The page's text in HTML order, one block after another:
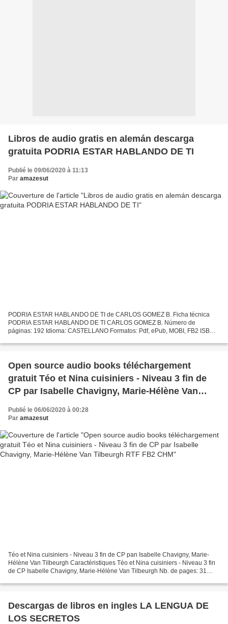
Libros de audio gratis en alemán descarga
gratuita PODRIA ESTAR HABLANDO DE TI
Publié le 09/06/2020 à 11:13
Par amazesut
PODRIA ESTAR HABLANDO DE TI de CARLOS GOMEZ B. Ficha técnica
PODRIA ESTAR HABLANDO DE TI CARLOS GOMEZ B. Número de
páginas: 192 Idioma: CASTELLANO Formatos: Pdf, ePub, MOBI, FB2 ISBN:
Open source audio books téléchargement
gratuit Téo et Nina cuisiniers - Niveau 3 fin de
CP par Isabelle Chavigny, Marie-Hélène Van
Tilbeurgh RTF FB2 CHM
Publié le 06/06/2020 à 00:28
Par amazesut
Téo et Nina cuisiniers - Niveau 3 fin de CP pan Isabelle Chavigny, Marie-
Hélène Van Tilbeurgh Caractéristiques Téo et Nina cuisiniers - Niveau 3 fin
de CP Isabelle Chavigny, Marie-Hélène Van Tilbeurgh Nb. de pages: 31
Descargas de libros en ingles LA LENGUA DE
LOS SECRETOS